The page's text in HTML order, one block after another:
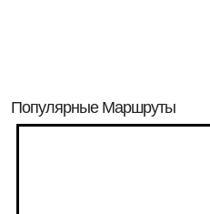
Популярные Маршруты